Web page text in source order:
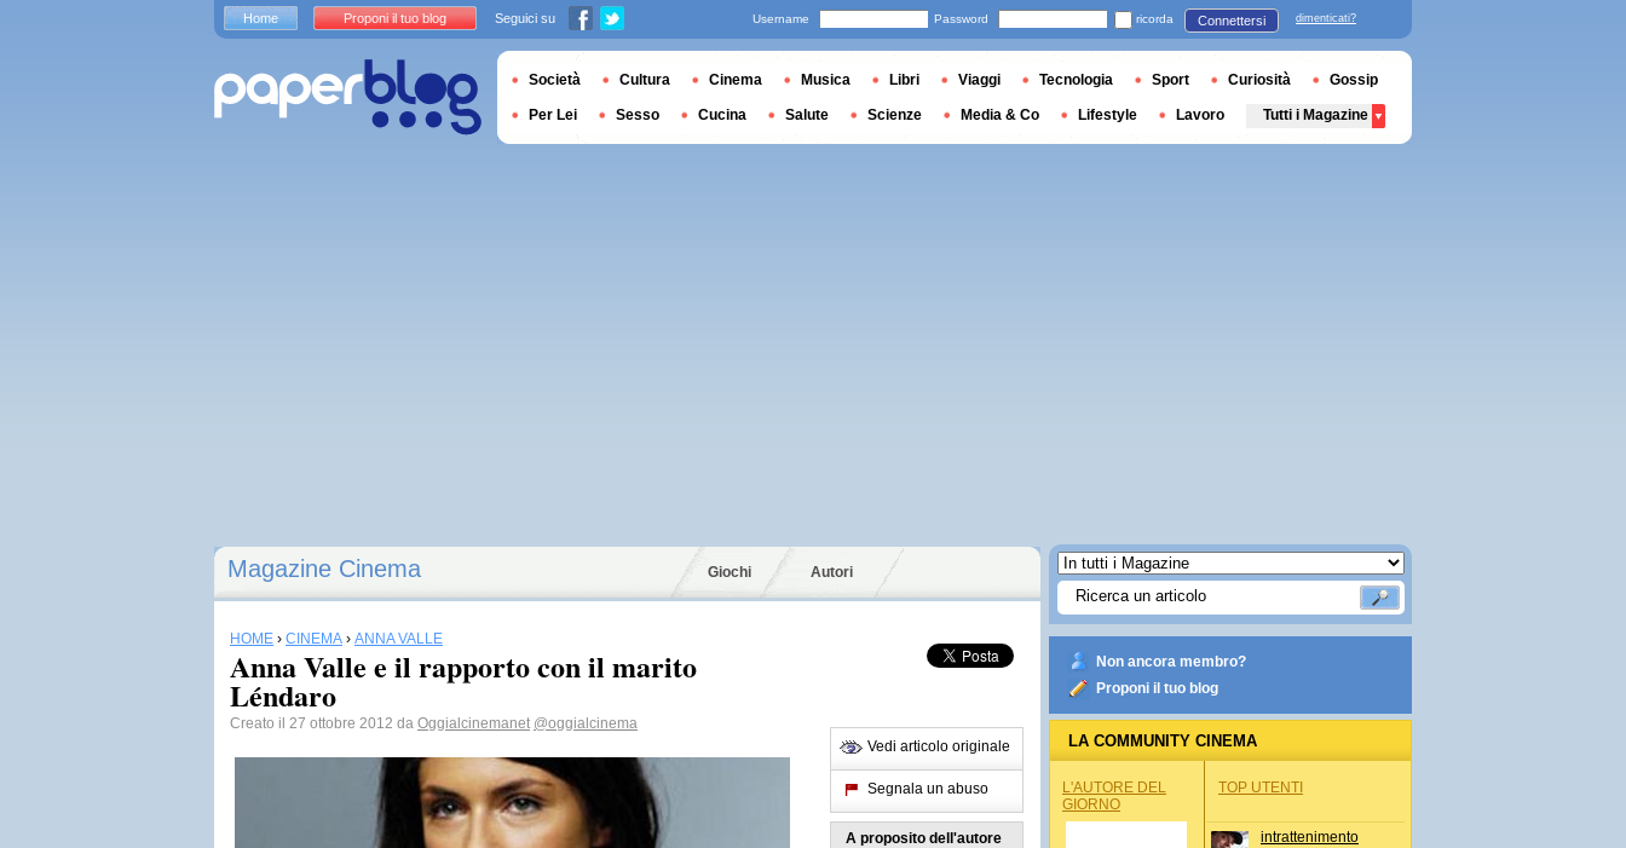
Magazine Cinema Giochi Autori
HOME › CINEMA › ANNA VALLE
Anna Valle e il rapporto con il marito
Léndaro
Creato il 27 ottobre 2012 da Oggialcinemanet @oggialcinema
Vedi articolo originale
Segnala un abuso
A proposito dell'autore
Non ancora membro?
Proponi il tuo blog
LA COMMUNITY CINEMA
L'AUTORE DEL
GIORNO
TOP UTENTI
intrattenimento
Home Proponi il tuo blog Seguici su Username Password ricorda Connettersi dimenticati?
Società Cultura Cinema Musica Libri Viaggi Tecnologia Sport Curiosità Gossip
Per Lei Sesso Cucina Salute Scienze Media & Co Lifestyle Lavoro Tutti i Magazine